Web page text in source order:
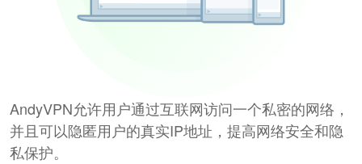
AndyVPN允许用户通过互联网访问一个私密的网络，
并且可以隐匿用户的真实IP地址，提高网络安全和隐
私保护。